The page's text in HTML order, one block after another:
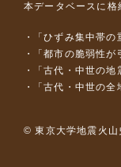
本データベースに
「ひずみ集中帯
「都市の脆弱性
「古代・中世の
「古代・中世の
© 東京大学地震火山